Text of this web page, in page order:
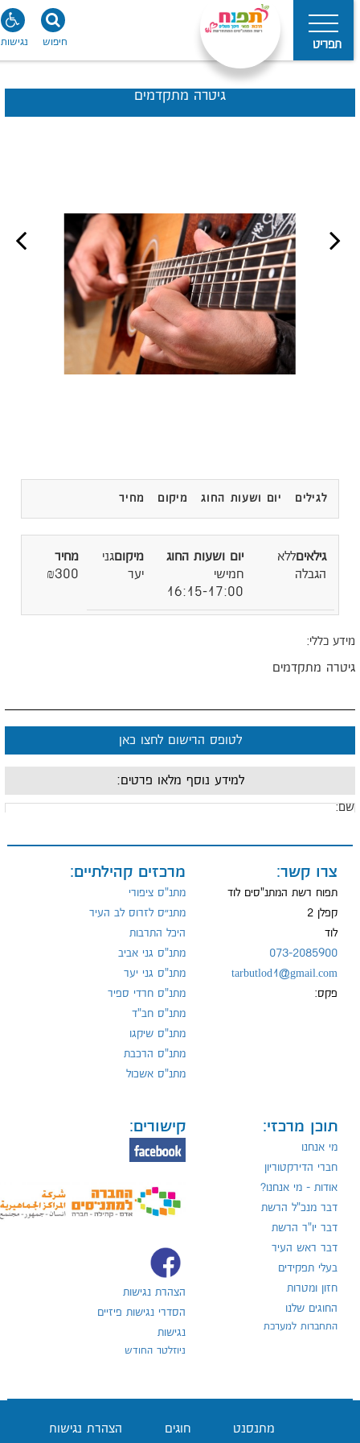
תפריט נגישות חיפוש
גיטרה מתקדמים
לגילים יום ושעות החוג מיקום מחיר
ללא
הגבלה
חמישי
16:15-17:00
גני
יער
₪300
כללי:
מתקדמים
לטופס הרישום לחצו כאן
למידע נוסף מלאו פרטים:
צרו קשר:
תפוח רשת המתנ"סים לוד
קפלן 2
לוד
073-2085900
tarbutlod1@gmail.com
פקס:
מרכזים קהילתיים:
מתנ"ס ציפורי
מתנ״ס לזרוס לב העיר
היכל התרבות
מתנ"ס גני אביב
מתנ"ס גני יער
מתנ"ס חרדי ספיר
מתנ"ס חב"ד
מתנ"ס שיקגו
מתנ"ס הרכבת
מתנ"ס אשכול
תוכן מרכזי:
מי אנחנו
חברי הדירקטוריון
אודות - מי אנחנו?
דבר מנכ"ל הרשת
דבר יו"ר הרשת
דבר ראש העיר
בעלי תפקידים
חזון ומטרות
החוגים שלנו
התחברות למערכת
קישורים:
הצהרת נגישות
הסדרי נגישות פיזיים
נגישות
ניוזלטר החודש
מתנסנט חוגים הצהרת נגישות